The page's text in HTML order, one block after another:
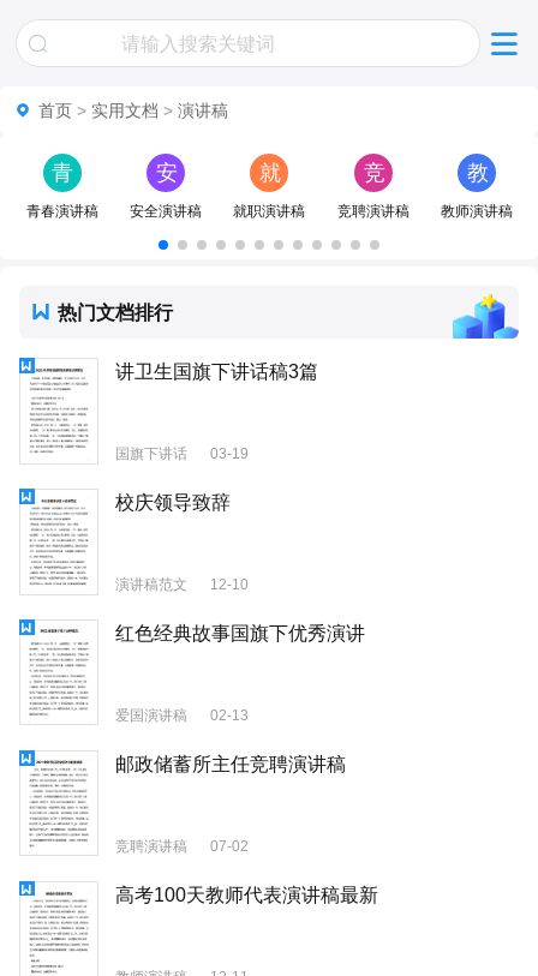
首页 > 实用文档 > 演讲稿
青
春
稿
青春演讲稿
安
全
演
稿
安全演讲稿
就
职
演
就职演讲稿
竞
聘
演
竞聘演讲稿
教
师
稿
教师演讲稿
热门文档排行
讲卫生国旗下讲话稿3篇
国旗下讲话 03-19
校庆领导致辞
演讲稿范文 12-10
红色经典故事国旗下优秀演讲
爱国演讲稿 02-13
邮政储蓄所主任竞聘演讲稿
竞聘演讲稿 07-02
高考100天教师代表演讲稿最新